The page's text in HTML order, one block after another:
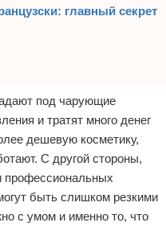
главный секрет
под чарующие
и тратят много денег
дешевую косметику,
С другой стороны,
профессиональных
быть слишком резкими
с умом и именно то, что